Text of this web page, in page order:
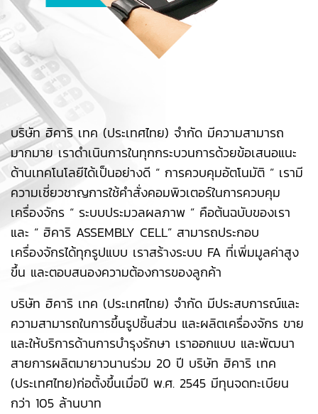
บริษัท ฮิคาริ เทค (ประเทศไทย) จำกัด มีความสามารถ
มากมาย เราดำเนินการในทุกกระบวนการด้วยข้อเสนอแนะ
ด้านเทคโนโลยีได้เป็นอย่างดี “ การควบคุมอัตโนมัติ ” เรามี
ความเชี่ยวชาญการใช้คำสั่งคอมพิวเตอร์ในการควบคุม
เครื่องจักร “ ระบบประมวลผลภาพ ” คือต้นฉบับของเรา
และ “ ฮิคาริ ASSEMBLY CELL” สามารถประกอบ
เครื่องจักรได้ทุกรูปแบบ เราสร้างระบบ FA ที่เพิ่มมูลค่าสูง
ขึ้น และตอบสนองความต้องการของลูกค้า
บริษัท ฮิคาริ เทค (ประเทศไทย) จำกัด มีประสบการณ์และ
ความสามารถในการขึ้นรูปชิ้นส่วน และผลิตเครื่องจักร ขาย
และให้บริการด้านการบำรุงรักษา เราออกแบบ และพัฒนา
สายการผลิตมายาวนานร่วม 20 ปี บริษัท ฮิคาริ เทค
(ประเทศไทย)ก่อตั้งขึ้นเมื่อปี พ.ศ. 2545 มีทุนจดทะเบียน
กว่า 105 ล้านบาท